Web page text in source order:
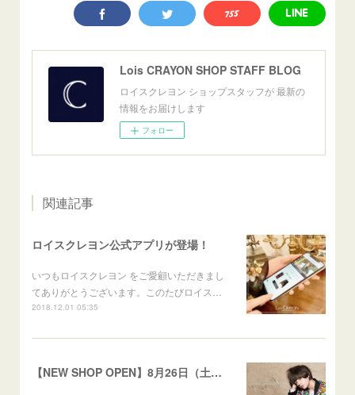
Lois CRAYON SHOP STAFF BLOG
ロイスクレヨン ショップスタッフが 最新の
情報をお届けします
フォロー
関連記事
ロイスクレヨン公式アプリが登場！
いつもロイスクレヨン をご愛顧いただきまし
てありがとうございます。このたびロイス…
2018.12.01 05:35
【NEW SHOP OPEN】8月26日（土）＆ellecyラフォーレ原宿店